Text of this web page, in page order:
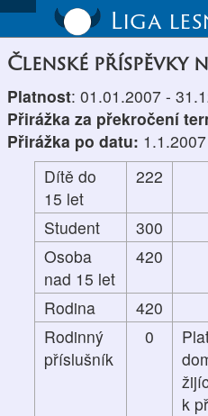
Liga
Členské příspěvky
Platnost: 01.01.2007 -
Přirážka za překročení
Přirážka po datu: 1.1.2007
Dítě do
15 let
222
Student
300
Osoba
nad 15 let
420
Rodina
420
Rodinný
příslušník
0
k